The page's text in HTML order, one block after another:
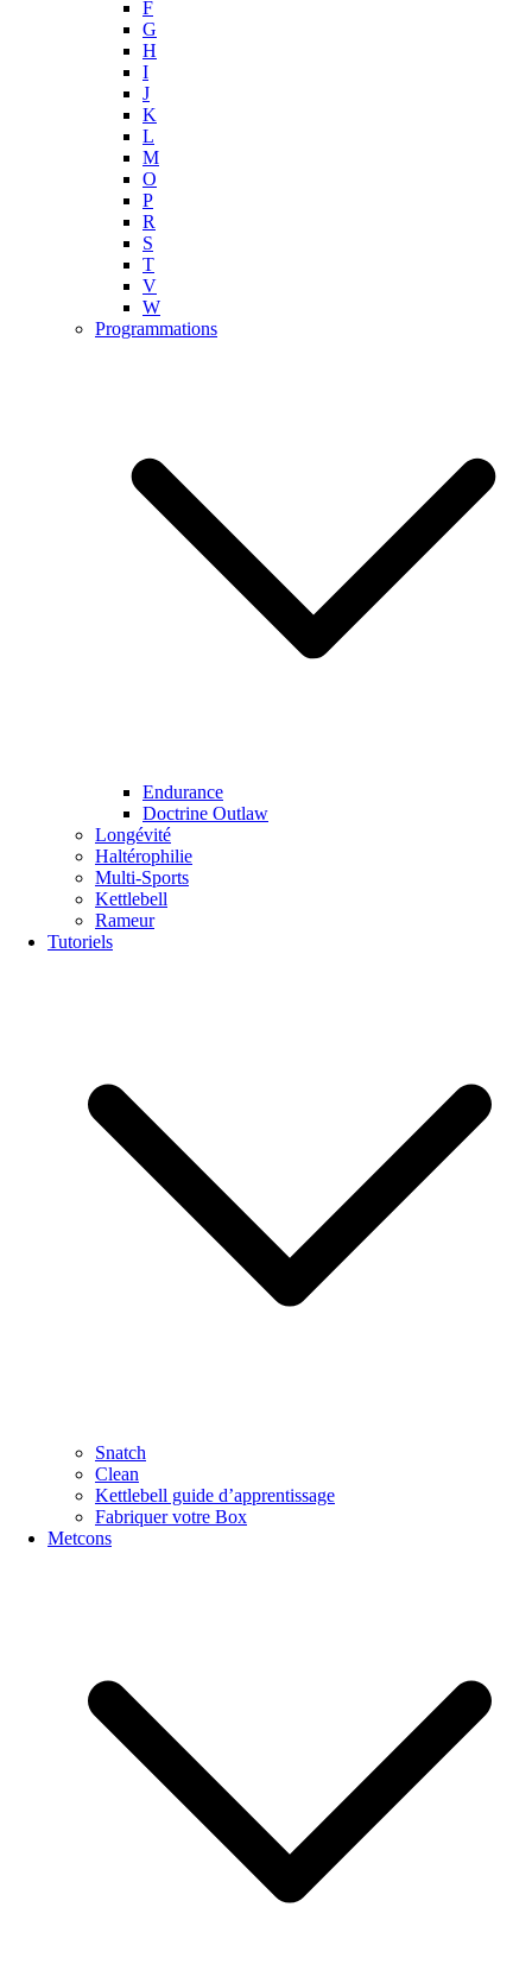
F
G
H
I
J
K
L
M
O
P
R
S
T
V
W
Programmations
Endurance
Doctrine Outlaw
Longévité
Haltérophilie
Multi-Sports
Kettlebell
Rameur
Tutoriels
Snatch
Clean
Kettlebell guide d’apprentissage
Fabriquer votre Box
Metcons